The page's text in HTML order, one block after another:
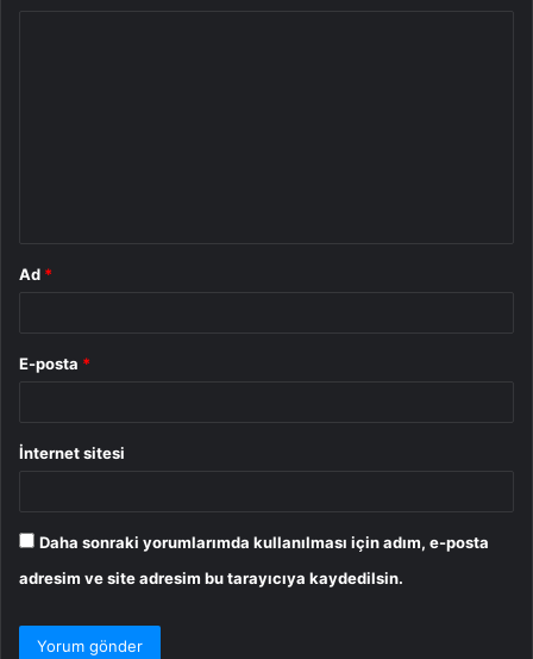
Ad *
E-posta *
İnternet sitesi
Daha sonraki yorumlarımda kullanılması için adım, e-posta
adresim ve site adresim bu tarayıcıya kaydedilsin.